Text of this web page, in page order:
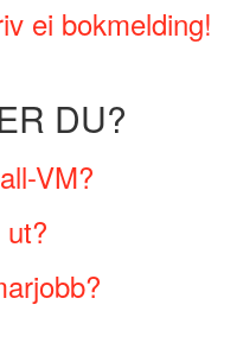
ei bokmelding!
DU?
VM?